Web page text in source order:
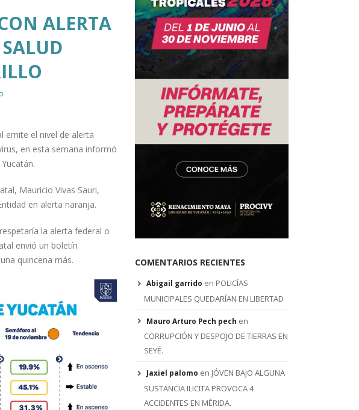
ALERTA
emite el nivel de alerta
en esta semana informó
Mauricio Vivas Sauri,
en alerta naranja.
la alerta federal o
envió un boletín
quincena más.
COMENTARIOS RECIENTES
Abigail garrido en POLICÍAS
MUNICIPALES QUEDARÍAN EN LIBERTAD
Mauro Arturo Pech pech en
CORRUPCIÓN Y DESPOJO DE TIERRAS EN
SEYÉ.
Jaxiel palomo en JÓVEN BAJO ALGUNA
SUSTANCIA ILICITA PROVOCA 4
ACCIDENTES EN MÉRIDA.